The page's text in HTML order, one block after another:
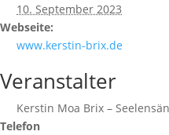
10. September 2023
Webseite:
www.kerstin-brix.de
Veranstalter
Kerstin Moa Brix –
Telefon